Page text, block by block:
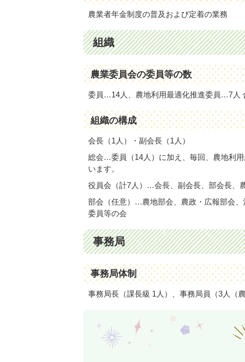
農業者年金制度の普及および定着の業務
組織
農業委員会の委員等の数
委員…14人、農地利用最適化推進委員…7人
組織の構成
会長（1人）・副会長（1人）
総会…委員（14人）に加え、毎回、農地利
います。
役員会（計7人）…会長、副会長、部会長、
部会（任意）…農地部会、農政・広報部会
委員等の会
事務局
事務局体制
事務局長（課長級 1人）、事務局員（3人（